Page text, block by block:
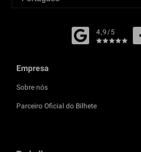
4,9/5
Empresa
Sobre nós
Parceiro Oficial do Bilhete